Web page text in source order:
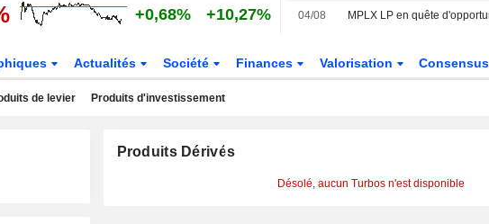
+0,68% +10,27% 04/08
Actualités Société Finances Valorisation Consensus
de levier Produits d'investissement
Produits Dérivés
Désolé, aucun Turbos n'est disponible